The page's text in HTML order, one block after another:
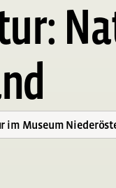
im Museum